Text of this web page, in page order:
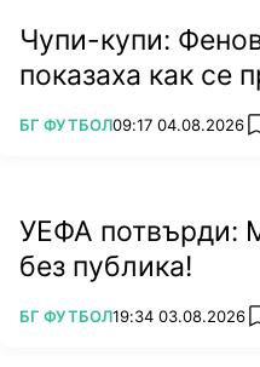
Джони Велинов се
Завръща се в ЦСКА през
които изиграва за
набъбват на 257.
Чупи-купи:
показаха как се
ПОВЕЧЕ ОТ
БГ ФУТБОЛ09:17 04.08.2026
УЕФА потвърди:
без публика!
ПОВЕЧЕ ОТ
БГ ФУТБОЛ19:34 03.08.2026